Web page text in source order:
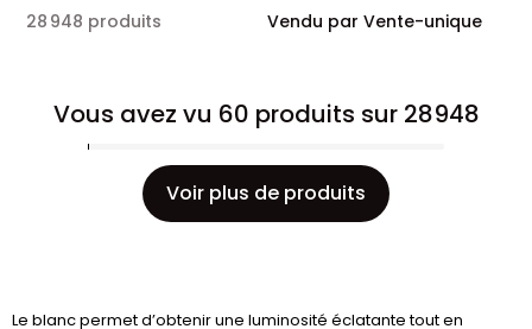
28 948 produits Vendu par Vente-unique
Vous avez vu 60 produits sur 28948
Voir plus de produits
Le blanc permet d’obtenir une luminosité éclatante tout en